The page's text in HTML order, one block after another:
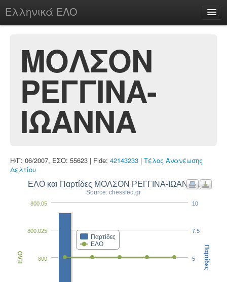
Ελληνικά ΕΛΟ
chesstu.be @ discord
Login
ΜΟΛΣΟΝ
ΡΕΓΓΙΝΑ-
ΙΩΑΝΝΑ
Η/Γ: 06/2007, ΕΣΟ: 55623 | Fide: 42143233 | Τέλος Ανανέωσης
Δελτίου
ΕΛΟ και Παρτίδες ΜΟΛΣΟΝ ΡΕΓΓΙΝΑ-ΙΩΑΝΝΑ
Source: chessfed.gr
Παρτίδες
ΕΛΟ
800
800.025
800.05
ΕΛΟ 5
7.5
10
Παρτίδες